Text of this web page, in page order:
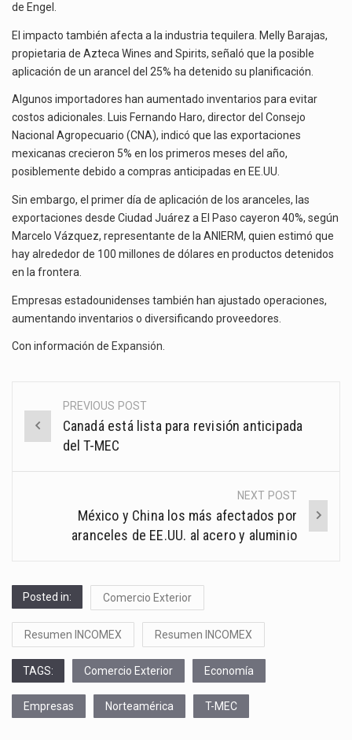
de Engel.
El impacto también afecta a la industria tequilera. Melly Barajas,
propietaria de Azteca Wines and Spirits, señaló que la posible
aplicación de un arancel del 25% ha detenido su planificación.
Algunos importadores han aumentado inventarios para evitar
costos adicionales. Luis Fernando Haro, director del Consejo
Nacional Agropecuario (CNA), indicó que las exportaciones
mexicanas crecieron 5% en los primeros meses del año,
posiblemente debido a compras anticipadas en EE.UU.
Sin embargo, el primer día de aplicación de los aranceles, las
exportaciones desde Ciudad Juárez a El Paso cayeron 40%, según
Marcelo Vázquez, representante de la ANIERM, quien estimó que
hay alrededor de 100 millones de dólares en productos detenidos
en la frontera.
Empresas estadounidenses también han ajustado operaciones,
aumentando inventarios o diversificando proveedores.
Con información de Expansión.
Post
navigation
PREVIOUS POST
Canadá está lista para revisión anticipada
del T-MEC
NEXT POST
México y China los más afectados por
aranceles de EE.UU. al acero y aluminio
Posted in: Comercio Exterior
Resumen INCOMEX Resumen INCOMEX
TAGS: Comercio Exterior Economía
Empresas Norteamérica T-MEC